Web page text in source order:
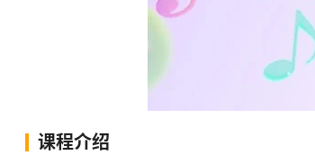
课程介绍